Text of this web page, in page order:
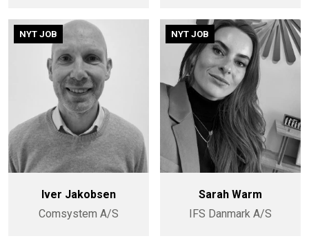
NYT JOB
Iver Jakobsen
Comsystem A/S
NYT JOB
Sarah Warm
IFS Danmark A/S